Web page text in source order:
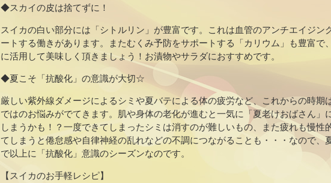
◆スカイの皮は捨てずに！
スイカの白い部分には「シトルリン」が豊富です。これは血管のアンチエイジン
ートする働きがあります。またむくみ予防をサポートする「カリウム」も豊富で
に活用して美味しく頂きましょう！お漬物やサラダにおすすめです。
◆夏こそ「抗酸化」の意識が大切☆
厳しい紫外線ダメージによるシミや夏バテによる体の疲労など、これからの時期
ではのお悩みがでてきます。肌や身体の老化が進むと一気に「夏老けおばさん」
しまうかも！？一度できてしまったシミは消すのが難しいもの、また疲れも慢性
てしまうと倦怠感や自律神経の乱れなどの不調につながることも・・・なので、
で以上に「抗酸化」意識のシーズンなのです。
【スイカのお手軽レシピ】